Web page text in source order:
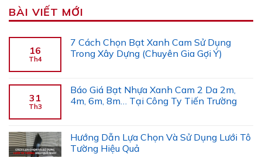
BÀI VIẾT MỚI
16
Th4
7 Cách Chọn Bạt Xanh Cam Sử Dụng
Trong Xây Dựng (Chuyên Gia Gợi Ý)
31
Th3
Báo Giá Bạt Nhựa Xanh Cam 2 Da 2m,
4m, 6m, 8m… Tại Công Ty Tiến Trường
Hướng Dẫn Lựa Chọn Và Sử Dụng Lưới Tô
Tường Hiệu Quả